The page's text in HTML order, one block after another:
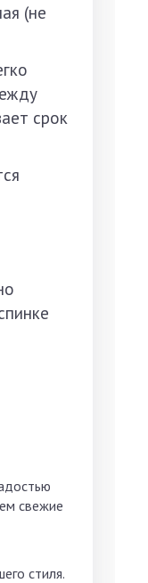
(не
срок
свежие
стиля.